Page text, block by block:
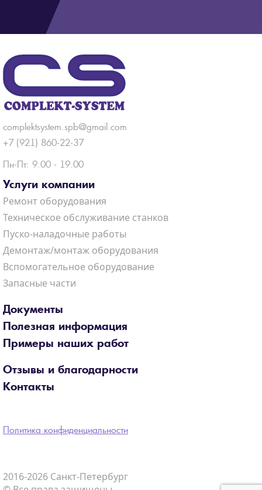
complektsystem.spb@gmail.com
+7 (921) 860-22-37
Пн-Пт: 9.00 - 19.00
Услуги компании
Ремонт оборудования
Техническое обслуживание станков
Пуско-наладочные работы
Демонтаж/монтаж оборудования
Вспомогательное оборудование
Запасные части
Документы
Полезная информация
Примеры наших работ
Отзывы и благодарности
Контакты
Политика конфиденциальности
2016-2026 Санкт-Петербург